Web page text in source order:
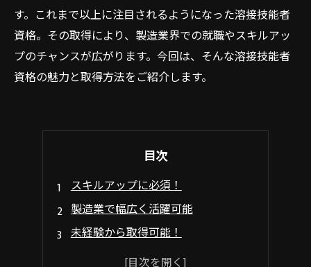
す。これまで以上に注目されるようになった溶接技能者
資格。その取得により、製造業界での就職やスキルアッ
プのチャンスが広がります。今回は、そんな溶接技能者
資格の魅力と取得方法をご紹介します。
目次
スキルアップに必須！
製造業で幅広く活躍可能
未経験から取得可能！
高い報酬が期待できる